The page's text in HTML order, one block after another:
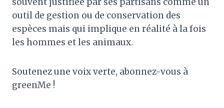
outil de gestion ou de conservation des
espèces mais qui implique en réalité à la fois
les hommes et les animaux.
Soutenez une voix verte, abonnez-vous à
greenMe !